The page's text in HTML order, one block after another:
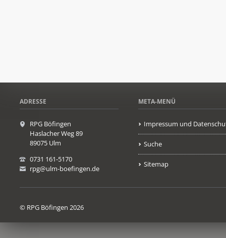
ADRESSE
RPG Böfingen
Haslacher Weg 89
89075 Ulm
0731 161-5170
rpg@ulm-boefingen.de
META-MENÜ
Impressum und
Suche
Sitemap
© RPG Böfingen 2026